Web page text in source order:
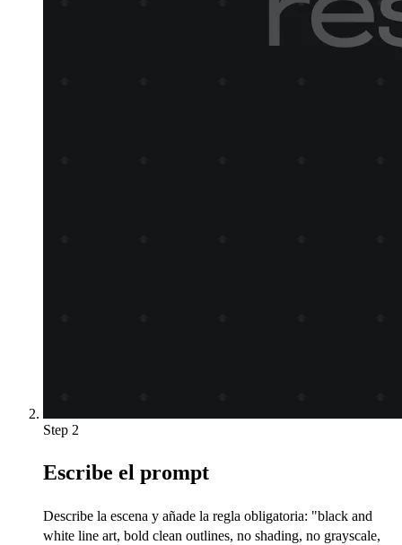
Step 2
Escribe el prompt
Describe la escena y añade la regla obligatoria: "black and
white line art, bold clean outlines, no shading, no grayscale,